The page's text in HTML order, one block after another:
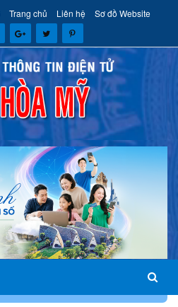
Trang chủ Liên hệ Sơ đồ Website